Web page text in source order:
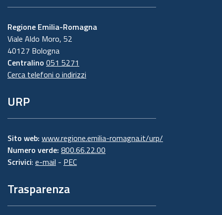
Regione Emilia-Romagna
Viale Aldo Moro, 52
40127 Bologna
Centralino 051 5271
Cerca telefoni o indirizzi
URP
Sito web: www.regione.emilia-romagna.it/urp/
Numero verde: 800.66.22.00
Scrivici: e-mail - PEC
Trasparenza